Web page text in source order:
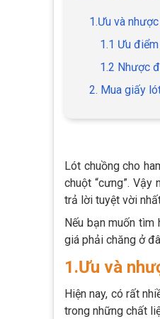
1.Ưu và
1.1 Ưu
1.2 Nhược
2. Mua giấy
Lót chuồng cho
chuột “cưng”.
trả lời tuyệt vời
Nếu bạn muốn
giá phải chăng ở
1.Ưu và
Hiện nay, có rất
trong những chất